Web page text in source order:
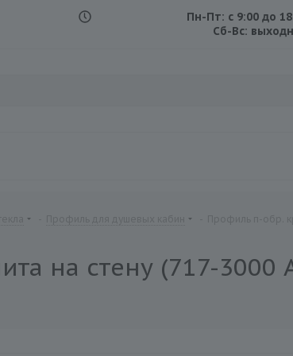
Пн-Пт: с 9:00 до
Сб-Вс:
на стену (717-3000